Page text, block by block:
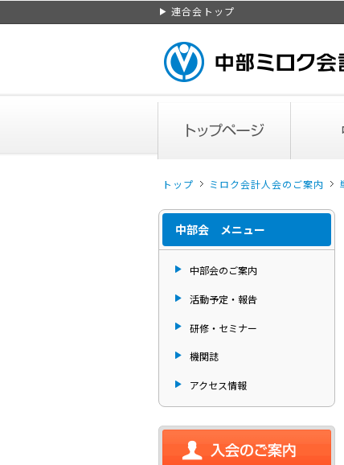
連合会トップ
トップ ミロク会計人会のご案内
中部会 メニュー
中部会のご案内
活動予定・報告
研修・セミナー
機関誌
アクセス情報